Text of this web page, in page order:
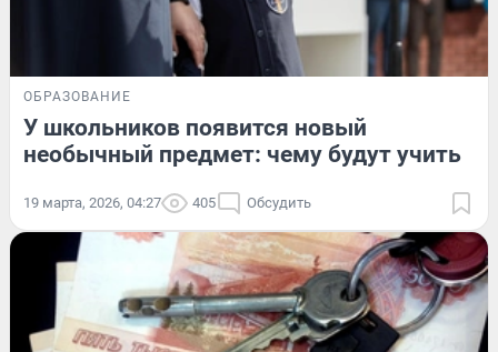
ОБРАЗОВАНИЕ
У школьников появится новый
необычный предмет: чему будут учить
19 марта, 2026, 04:27 405 Обсудить